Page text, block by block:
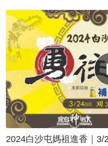
2024白沙屯媽祖進香｜3/